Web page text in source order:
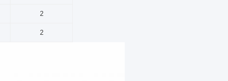
2
2